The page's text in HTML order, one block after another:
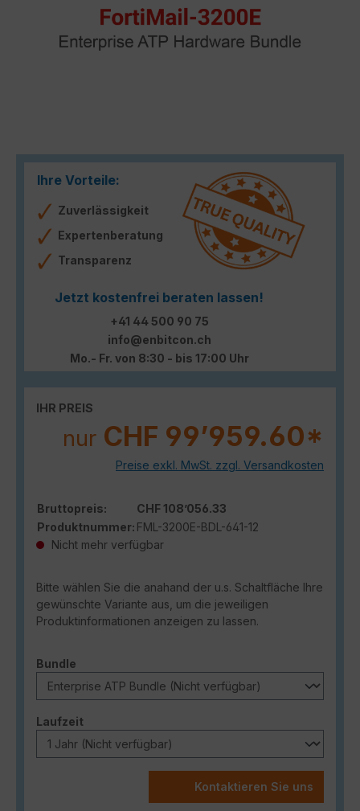
Ihre Vorteile:
Zuverlässigkeit
Expertenberatung
Transparenz
Jetzt kostenfrei beraten lassen!
+41 44 500 90 75
info@enbitcon.ch
Mo.- Fr. von 8:30 - bis 17:00 Uhr
IHR PREIS
nur CHF 99’959.60*
Preise exkl. MwSt. zzgl. Versandkosten
Bruttopreis:
CHF 108’056.33
Produktnummer: FML-3200E-BDL-641-12
Nicht mehr verfügbar
Bitte wählen Sie die anahand der u.s. Schaltfläche Ihre
gewünschte Variante aus, um die jeweiligen
Produktinformationen anzeigen zu lassen.
Bundle
Laufzeitauswählen
Kontaktieren Sie uns